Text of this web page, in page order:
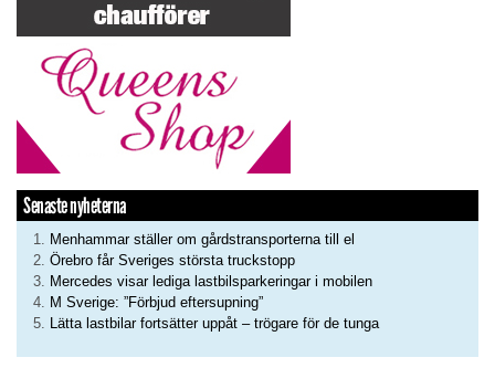
Senaste nyheterna
Menhammar ställer om gårdstransporterna till el
Örebro får Sveriges största truckstopp
Mercedes visar lediga lastbilsparkeringar i mobilen
M Sverige: ”Förbjud eftersupning”
Lätta lastbilar fortsätter uppåt – trögare för de tunga